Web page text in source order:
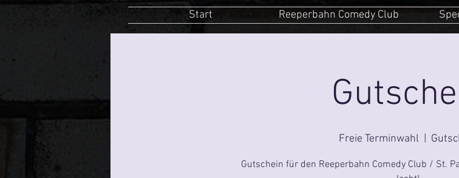
Start Reeperbahn Comedy Club
Freie Terminwahl
Gutschein für den Reeperbahn Comedy Club / St.